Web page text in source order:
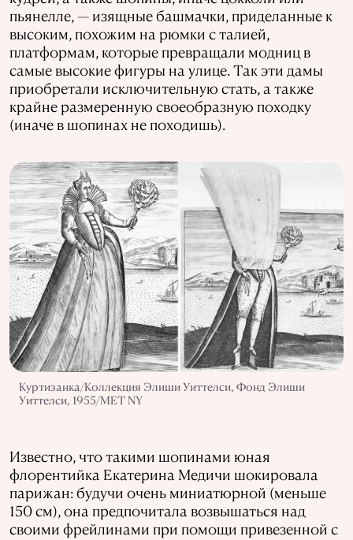
пьянелле, — изящные башмачки, приделанные к
высоким, похожим на рюмки с талией,
платформам, которые превращали модниц в
самые высокие фигуры на улице. Так эти дамы
приобретали исключительную стать, а также
крайне размеренную своеобразную походку
(иначе в шопинах не походишь).
Куртизанка/Коллекция Элиши Уиттелси, Фонд Элиши
Уиттелси, 1955/MET NY
Известно, что такими шопинами юная
флорентийка Екатерина Медичи шокировала
парижан: будучи очень миниатюрной (меньше
150 см), она предпочитала возвышаться над
своими фрейлинами при помощи привезенной с